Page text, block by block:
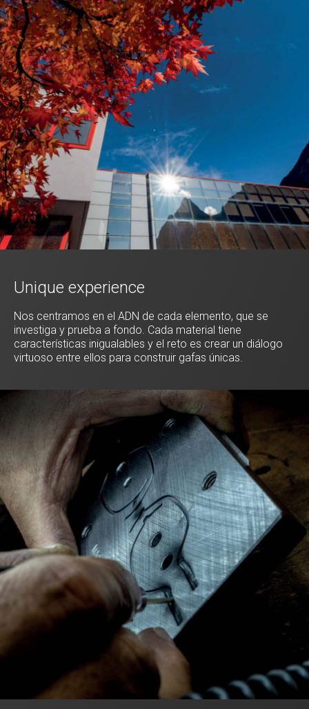
Unique experience
Nos centramos en el ADN de cada elemento, que se
investiga y prueba a fondo. Cada material tiene
características inigualables y el reto es crear un diálogo
virtuoso entre ellos para construir gafas únicas.